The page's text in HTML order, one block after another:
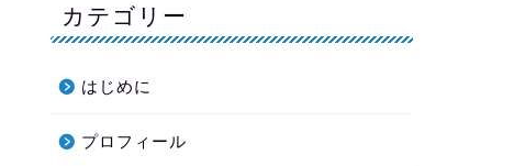
カテゴリー
はじめに
プロフィール